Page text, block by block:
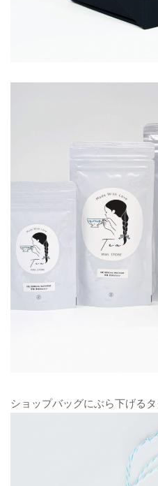
ショップバッグにぶら下げるタ